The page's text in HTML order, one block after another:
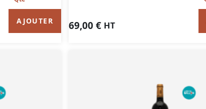
AJOUTER 69,00€ HT